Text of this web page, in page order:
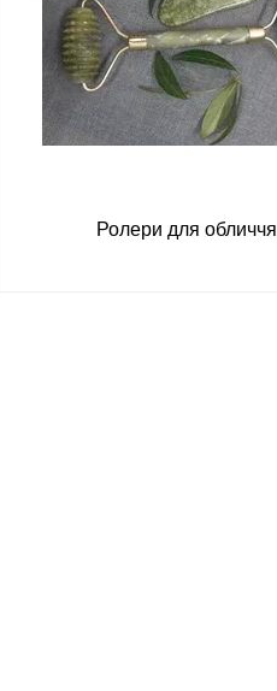
Ролери для обличчя